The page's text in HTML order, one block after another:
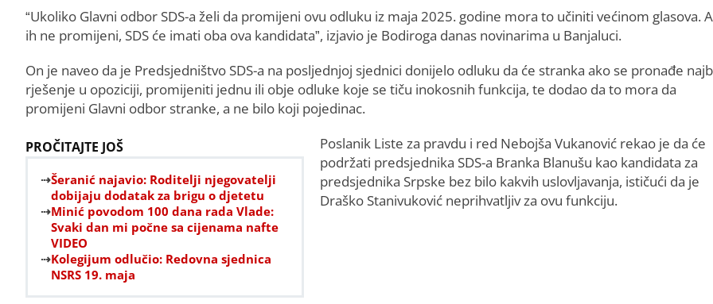
“Ukoliko Glavni odbor SDS-a želi da promijeni ovu odluku iz maja 2025. godine mora to učiniti većinom glasova.
ih ne promijeni, SDS će imati oba ova kandidata”, izjavio je Bodiroga danas novinarima u Banjaluci.
On je naveo da je Predsjedništvo SDS-a na posljednjoj sjednici donijelo odluku da će stranka ako se pronađe
rješenje u opoziciji, promijeniti jednu ili obje odluke koje se tiču inokosnih funkcija, te dodao da to mora da
promijeni Glavni odbor stranke, a ne bilo koji pojedinac.
PROČITAJTE JOŠ
Šeranić najavio: Roditelji njegovatelji
dobijaju dodatak za brigu o djetetu
Minić povodom 100 dana rada Vlade:
Svaki dan mi počne sa cijenama nafte
VIDEO
Kolegijum odlučio: Redovna sjednica
NSRS 19. maja
Poslanik Liste za pravdu i red Nebojša Vukanović rekao je da će
podržati predsjednika SDS-a Branka Blanušu kao kandidata za
predsjednika Srpske bez bilo kakvih uslovljavanja, ističući da je
Draško Stanivuković neprihvatljiv za ovu funkciju.